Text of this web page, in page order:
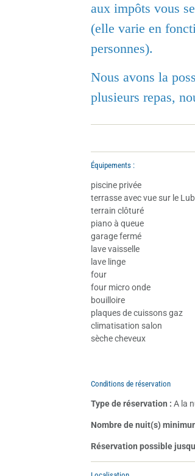
aux impôts vous
(elle varie en
personnes).
Nous avons la
plusieurs repas,
Équipements :
piscine privée
terrasse avec vue sur le
terrain clôturé
piano à queue
garage fermé
lave vaisselle
lave linge
four
four micro onde
bouilloire
plaques de cuissons gaz
climatisation salon
sèche cheveux
Conditions de réservation
Type de réservation : A la
Nombre de nuit(s)
Réservation possible